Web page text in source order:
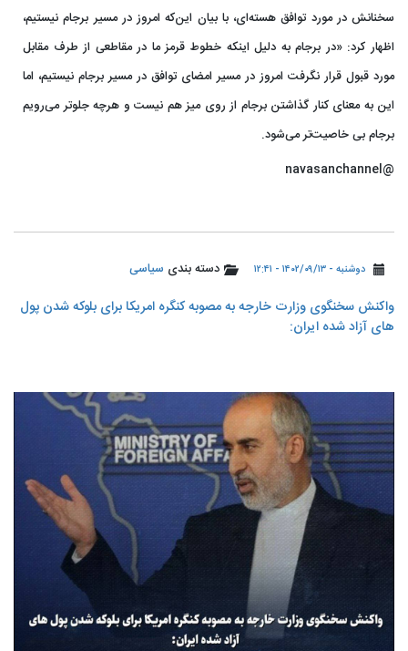
سخنانش در مورد توافق هسته‌ای، با بیان این‌که امروز در مسیر برجام نیستیم،‌
اظهار کرد: «در برجام به دلیل اینکه خطوط قرمز ما در مقاطعی از طرف مقابل
مورد قبول قرار نگرفت امروز در مسیر امضای توافق در مسیر برجام نیستیم، اما
این به معنای کنار گذاشتن برجام از روی میز هم نیست و هرچه جلوتر می‌رویم
برجام بی خاصیت‌تر می‌شود.
@navasanchannel
دوشنبه - ۱۴۰۲/۰۹/۱۳ - ۱۲:۴۱ دسته بندی سیاسی
واکنش سخنگوی وزارت خارجه به مصوبه کنگره امریکا برای بلوکه شدن پول
های آزاد شده ایران: